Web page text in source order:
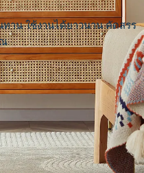
าน ใช้งานได้ยาวนาน คัดสรร